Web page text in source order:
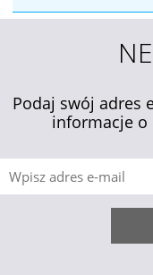
Podaj swój adres
informacje o